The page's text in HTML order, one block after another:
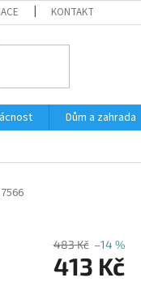
KONTAKT
Dům a zahrada
483 Kč –14 %
413 Kč